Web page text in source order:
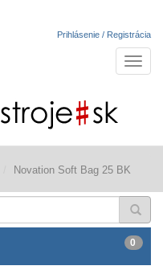
Prihlásenie / Registrácia
Novation Soft Bag 25 BK
0